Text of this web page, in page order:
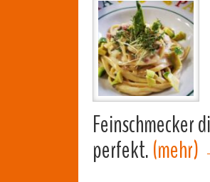
Feinschmecker
perfekt.(mehr)